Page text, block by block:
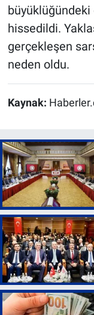
hissedildi.
gerçekleşen
neden oldu.
Kaynak: